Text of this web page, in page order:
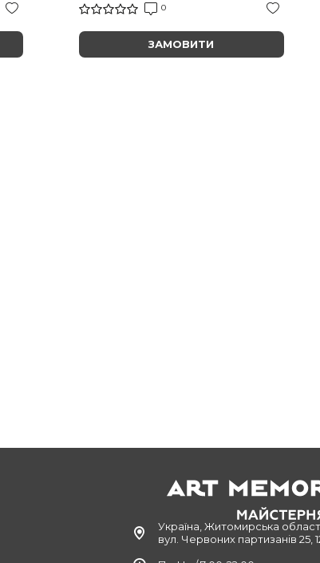
0
ЗАМОВИТИ
Україна, Житомирська
вул. Червоних партизанів 25,